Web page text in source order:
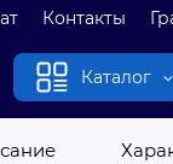
Контакты
Каталог
Шланг